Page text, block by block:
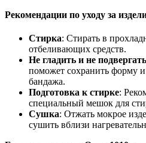
Рекомендации по уходу за
Стирка: Стирать в
отбеливающих средств.
Не гладить и не
поможет сохранить форму
бандажа.
Подготовка к стирке:
специальный мешок для
Сушка: Отжать мокрое
сушить вблизи